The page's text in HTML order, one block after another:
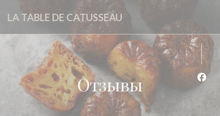
Панель управления cookies
LA TABLE DE CATUSSEAU
Отзывы